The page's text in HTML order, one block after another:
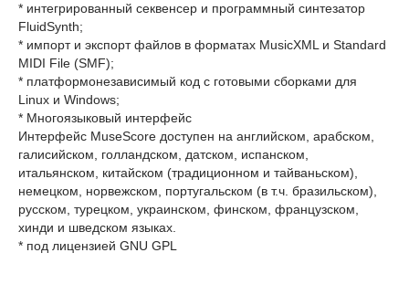
* интегрированный секвенсер и программный синтезатор
FluidSynth;
* импорт и экспорт файлов в форматах MusicXML и Standard
MIDI File (SMF);
* платформонезависимый код с готовыми сборками для
Linux и Windows;
* Многоязыковый интерфейс
Интерфейс MuseScore доступен на английском, арабском,
галисийском, голландском, датском, испанском,
итальянском, китайском (традиционном и тайваньском),
немецком, норвежском, португальском (в т.ч. бразильском),
русском, турецком, украинском, финском, французском,
хинди и шведском языках.
* под лицензией GNU GPL